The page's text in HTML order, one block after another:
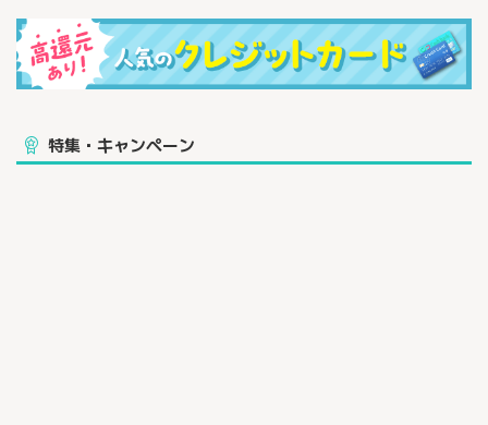
●ご紹介でご家族もゴールド会員に（エポスファミリーゴールド
カード）
●国内外の空港ラウンジが無料
エポスカードのメリット
●タッチ決済でスムーズにお買い物
●マルイやマルイのネット通販で、年4回の10%OFFセール
特集・キャンペーン